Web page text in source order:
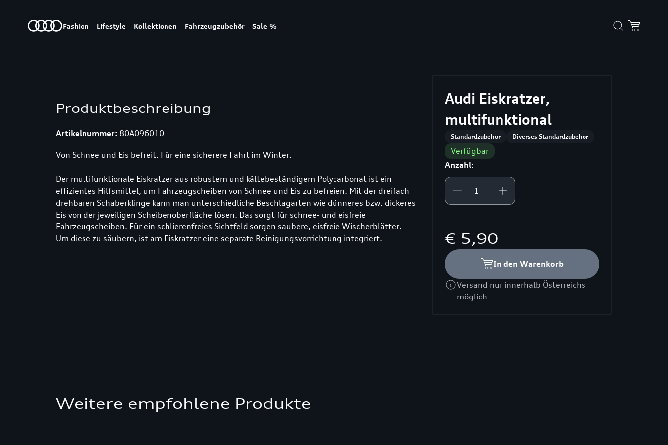
Fashion Lifestyle Kollektionen Fahrzeugzubehör Sale %
Produktbeschreibung
Artikelnummer: 80A096010
Von Schnee und Eis befreit. Für eine sicherere Fahrt im Winter.
Der multifunktionale Eiskratzer aus robustem und kältebeständigem Polycarbonat ist ein
effizientes Hilfsmittel, um Fahrzeugscheiben von Schnee und Eis zu befreien. Mit der dreifach
drehbaren Schaberklinge kann man unterschiedliche Beschlagarten wie dünneres bzw. dickeres
Eis von der jeweiligen Scheibenoberfläche lösen. Das sorgt für schnee- und eisfreie
Fahrzeugscheiben. Für ein schlierenfreies Sichtfeld sorgen saubere, eisfreie Wischerblätter.
Um diese zu säubern, ist am Eiskratzer eine separate Reinigungsvorrichtung integriert.
Audi Eiskratzer,
multifunktional
Standardzubehör Diverses Standardzubehör
Verfügbar
Anzahl:
€ 5,90
In den Warenkorb
Versand nur innerhalb Österreichs
möglich
Weitere empfohlene Produkte